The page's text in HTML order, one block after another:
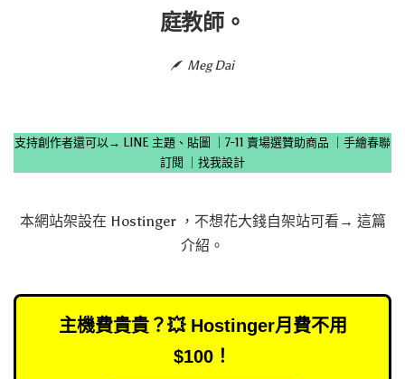
庭教師。
Meg Dai
支持創作者還可以→ LINE 主題、貼圖 7-11 賣場選贊助商品
手繪春聯
訂閱
找我設計
本網站架設在 Hostinger，不想花大錢自架站可看→ 這篇
介紹 。
主機費貴貴？💥 Hostinger月費不用
$100！